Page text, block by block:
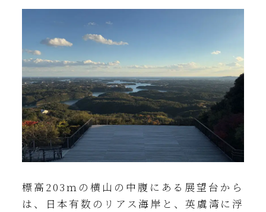
電車で約1時間または車で約45分
詳しくはこちら
標高203ｍの横山の中腹にある展望台から
は、日本有数のリアス海岸と、英虞湾に浮